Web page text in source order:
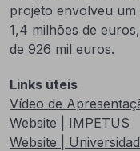
projeto envolveu um
1,4 milhões de
de 926 mil euros.
Links úteis
Vídeo de
Website | IMPETUS
Website |